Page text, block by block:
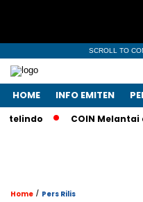
SCROLL TO
HOME INFO EMITEN
COIN Melantai di
Home / Pers Rilis